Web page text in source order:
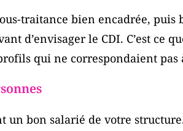
traitance bien encadrée, puis
d’envisager le CDI. C’est ce
qui ne correspondaient pas
un bon salarié de votre